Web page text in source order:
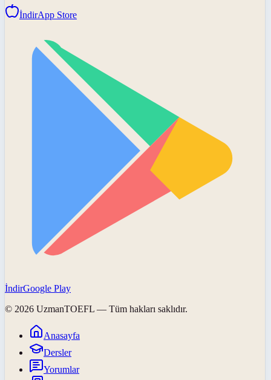
İndirApp Store
İndirGoogle Play
© 2026 UzmanTOEFL — Tüm hakları saklıdır.
Anasayfa
Dersler
Yorumlar